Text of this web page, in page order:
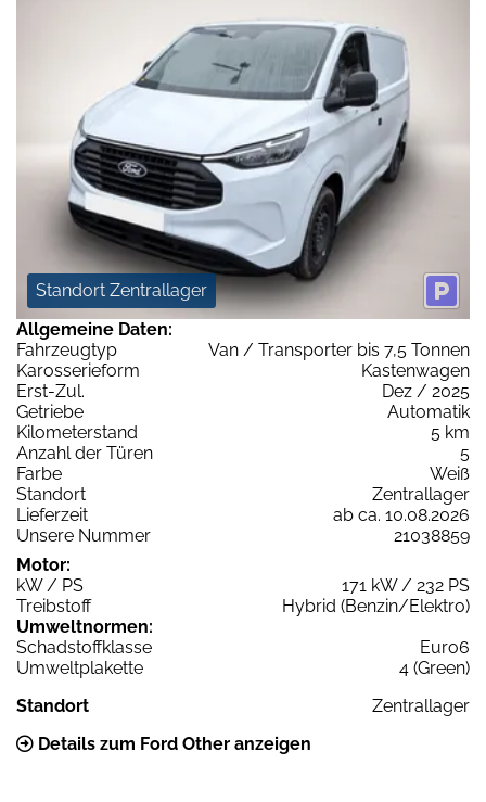
Standort Zentrallager
Allgemeine Daten:
Fahrzeugtyp
Van / Transporter bis 7,5 Tonnen
Karosserieform
Kastenwagen
Erst-Zul.
Dez / 2025
Getriebe
Automatik
Kilometerstand
5 km
Anzahl der Türen
5
Farbe
Weiß
Standort
Zentrallager
Lieferzeit
ab ca. 10.08.2026
Unsere Nummer
21038859
Motor:
kW / PS
171 kW / 232 PS
Treibstoff
Hybrid (Benzin/Elektro)
Umweltnormen:
Schadstoffklasse
Euro6
Umweltplakette
4 (Green)
Standort
Zentrallager
Details zum Ford Other anzeigen